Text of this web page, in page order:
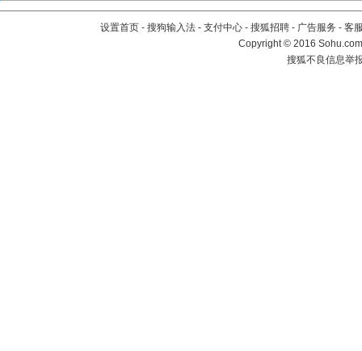
设置首页 - 搜狗输入法 - 支付中心 - 搜狐招聘 - 广告服务 - 客
Copyright©2016
搜狐不良信息举